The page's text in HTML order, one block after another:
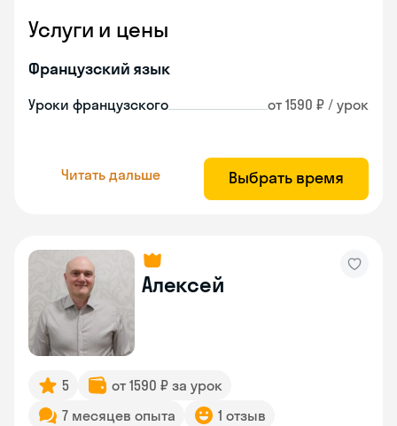
Услуги и цены
Французский язык
Уроки французского от 1590 ₽ / урок
Читать дальше Выбрать время
Алексей
5
от 1590 ₽ за урок
7 месяцев опыта
1 отзыв